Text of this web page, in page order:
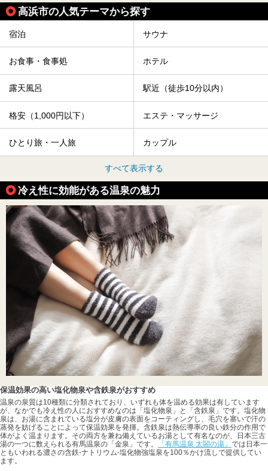
高浜市の人気テーマから探す
宿泊 サウナ
お食事・食事処 ホテル
露天風呂 駅近（徒歩10分以内）
格安（1,000円以下） エステ・マッサージ
ひとり旅・一人旅 カップル
すべて表示する
冷え性に効能がある温泉の魅力
保温効果の高い塩化物泉や含鉄泉がおすすめ
温泉の泉質は10種類に分類されており、いずれも体を温める効果は有しています
が、なかでも冷え性の人におすすめなのは「塩化物泉」と「含鉄泉」です。塩化物
泉は、お湯に含まれている塩分が皮膚の表面をコーティングし、毛穴を塞いで汗の
蒸発を妨げることによって保温効果を発揮。含鉄泉は熱伝導率の良い鉄分の作用で
体がよく温まります。その両方を兼ね備えているお湯として有名なのが、日本三古
湯の一つに数えられる有馬温泉の「金泉」です。
「有馬温泉 太閤の湯」 では日本一
ともいわれる濃さの含鉄-ナトリウム-塩化物強塩泉を100％かけ流しで提供してい
ます。